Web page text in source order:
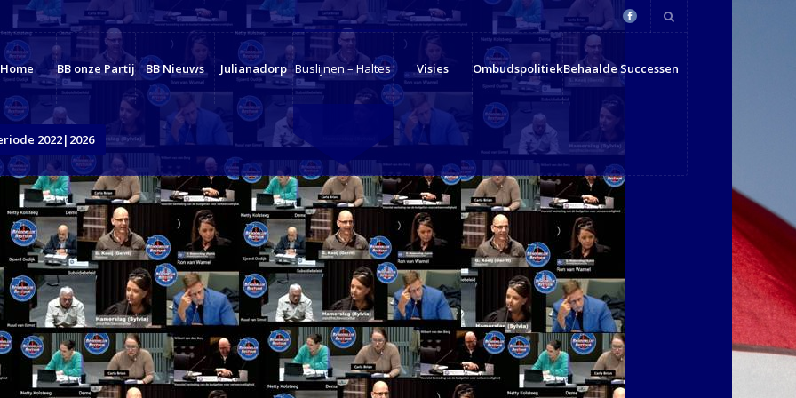
Home BB onze Partij BB Nieuws Julianadorp Buslijnen – Haltes Visies OmbudspolitiekBehaalde Successen
2022|2026